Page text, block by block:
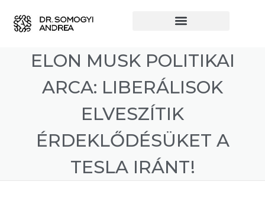
ELON MUSK POLITIKAI
ARCA: LIBERÁLISOK
ELVESZÍTIK
ÉRDEKLŐDÉSÜKET A
TESLA IRÁNT!